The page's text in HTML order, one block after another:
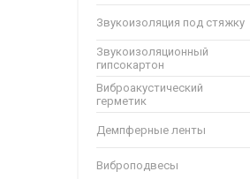
Звукоизоляция под стяжку
Звукоизоляционный
гипсокартон
Виброакустический
герметик
Демпферные ленты
Виброподвесы